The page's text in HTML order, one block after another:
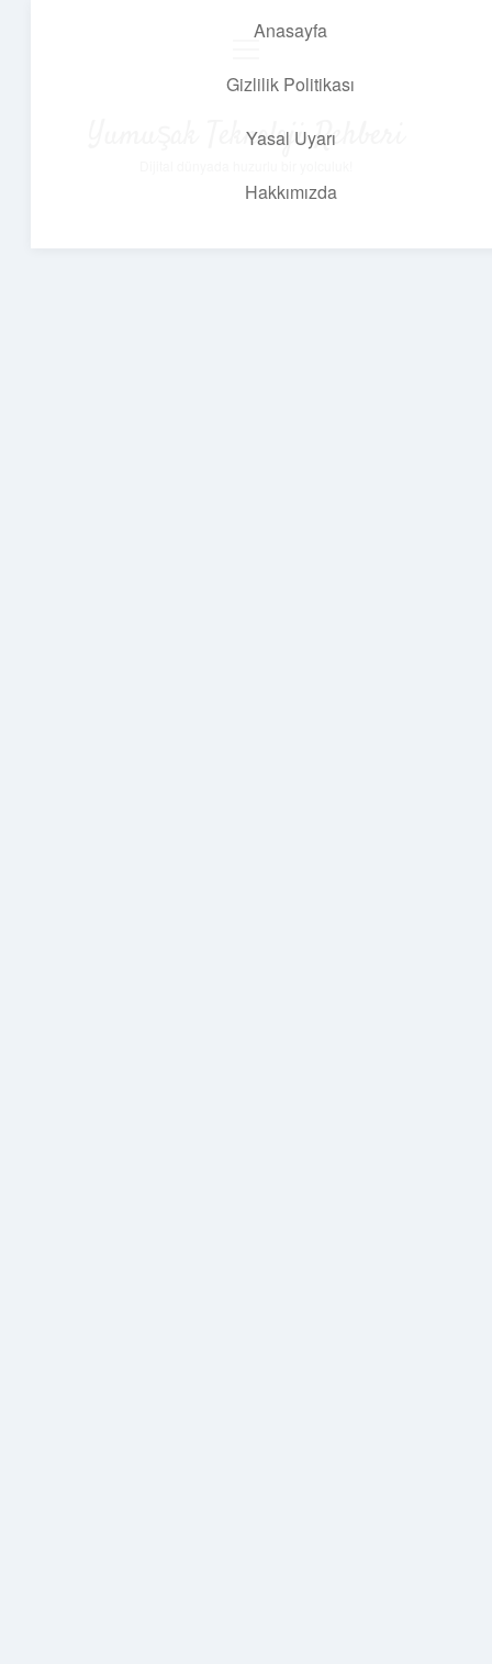
Anasayfa
Gizlilik Politikası
Yasal Uyarı
Hakkımızda
Yumuşak Teknoloji Rehberi